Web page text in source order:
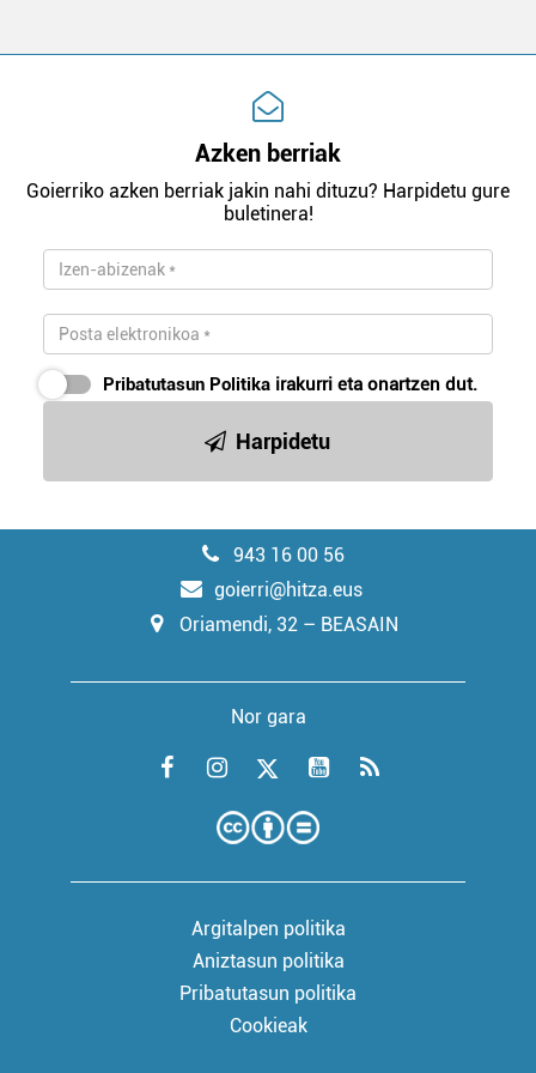
Azken berriak
Goierriko azken berriak jakin nahi dituzu? Harpidetu gure
buletinera!
Pribatutasun Politika irakurri eta onartzen dut.
Harpidetu
943 16 00 56
goierri@hitza.eus
Oriamendi, 32 – BEASAIN
Nor gara
Argitalpen politika
Aniztasun politika
Pribatutasun politika
Cookieak